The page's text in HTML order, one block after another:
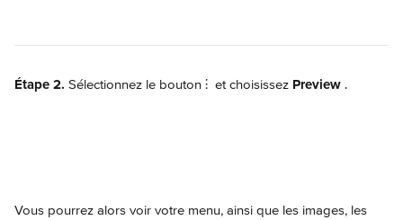
Étape 2. Sélectionnez le bouton ⫶ et choisissez Preview .
Vous pourrez alors voir votre menu, ainsi que les images, les